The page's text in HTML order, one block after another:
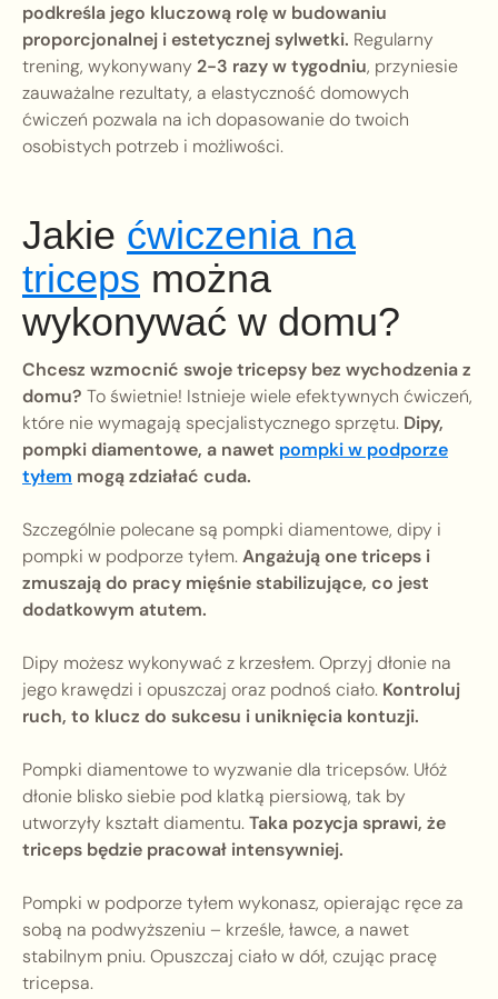
podkreśla jego kluczową rolę w budowaniu
proporcjonalnej i estetycznej sylwetki. Regularny
trening, wykonywany 2-3 razy w tygodniu, przyniesie
zauważalne rezultaty, a elastyczność domowych
ćwiczeń pozwala na ich dopasowanie do twoich
osobistych potrzeb i możliwości.
Jakie ćwiczenia na
triceps można
wykonywać w domu?
Chcesz wzmocnić swoje tricepsy bez wychodzenia z
domu? To świetnie! Istnieje wiele efektywnych ćwiczeń,
które nie wymagają specjalistycznego sprzętu. Dipy,
pompki diamentowe, a nawet pompki w podporze
tyłem mogą zdziałać cuda.
Szczególnie polecane są pompki diamentowe, dipy i
pompki w podporze tyłem.Angażują one triceps i
zmuszają do pracy mięśnie stabilizujące, co jest
dodatkowym atutem.
Dipy możesz wykonywać z krzesłem. Oprzyj dłonie na
jego krawędzi i opuszczaj oraz podnoś ciało. Kontroluj
ruch, to klucz do sukcesu i uniknięcia kontuzji.
Pompki diamentowe to wyzwanie dla tricepsów. Ułóż
dłonie blisko siebie pod klatką piersiową, tak by
utworzyły kształt diamentu.Taka pozycja sprawi, że
triceps będzie pracował intensywniej.
Pompki w podporze tyłem wykonasz, opierając ręce za
sobą na podwyższeniu – krześle, ławce, a nawet
stabilnym pniu. Opuszczaj ciało w dół, czując pracę
tricepsa.